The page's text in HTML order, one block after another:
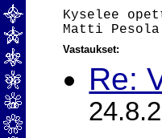
Kyselee
Vastaukset:
Re: